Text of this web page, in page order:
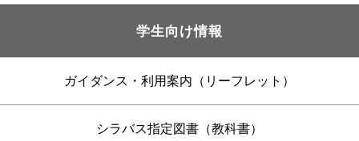
学生向け情報
ガイダンス・利用案内（リーフレット）
シラバス指定図書（教科書）